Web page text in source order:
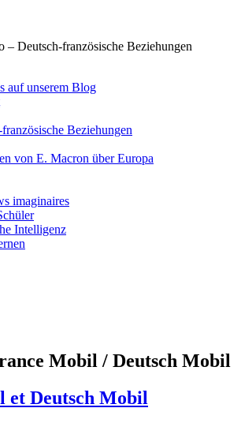
Deutsch-französische Beziehungen
auf unserem Blog
Beziehungen
von E. Macron über Europa
imaginaires
Intelligenz
Mobil / Deutsch Mobil
et Deutsch Mobil